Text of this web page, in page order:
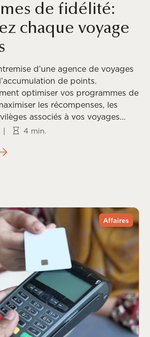
de fidélité:
chaque voyage
d’une agence de voyages
de points.
optimiser vos programmes de
les récompenses, les
associés à vos voyages
| 4 min.
Affaires